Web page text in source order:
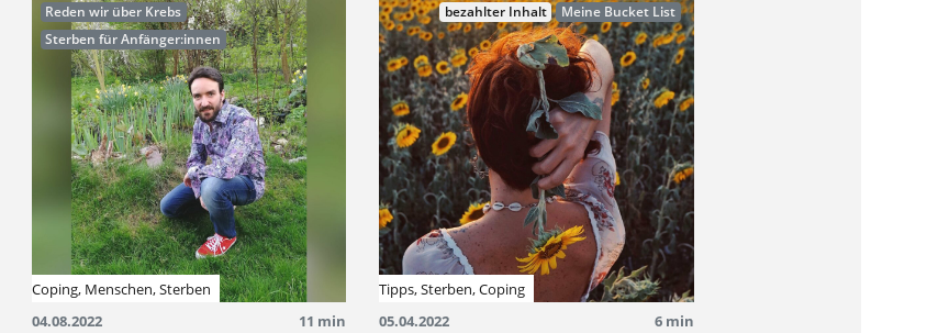
Reden wir über Krebs
Sterben für Anfänger:innen
Coping, Menschen,Sterben
04.08.2022
11 min
bezahlter Inhalt Meine Bucket List
Tipps,Sterben,Coping
05.04.2022
6 min